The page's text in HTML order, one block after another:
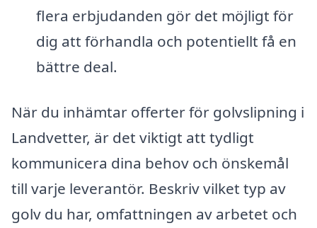
flera erbjudanden gör det möjligt för
dig att förhandla och potentiellt få en
bättre deal.
När du inhämtar offerter för golvslipning i
Landvetter, är det viktigt att tydligt
kommunicera dina behov och önskemål
till varje leverantör. Beskriv vilket typ av
golv du har, omfattningen av arbetet och